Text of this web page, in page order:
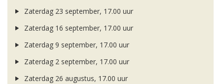
Zaterdag 23 september, 17.00 uur
Zaterdag 16 september, 17.00 uur
Zaterdag 9 september, 17.00 uur
Zaterdag 2 september, 17.00 uur
Zaterdag 26 augustus, 17.00 uur